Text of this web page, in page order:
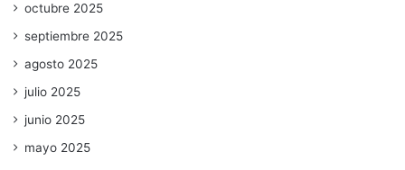
octubre 2025
septiembre 2025
agosto 2025
julio 2025
junio 2025
mayo 2025